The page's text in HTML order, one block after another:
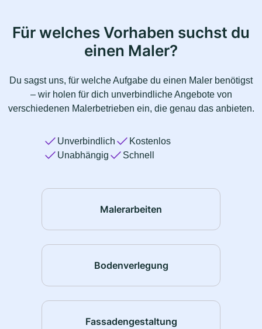
Für welches Vorhaben suchst du
einen Maler?
Du sagst uns, für welche Aufgabe du einen Maler benötigst
– wir holen für dich unverbindliche Angebote von
verschiedenen Malerbetrieben ein, die genau das anbieten.
Unverbindlich
Kostenlos
Unabhängig
Schnell
Malerarbeiten
Bodenverlegung
Fassadengestaltung